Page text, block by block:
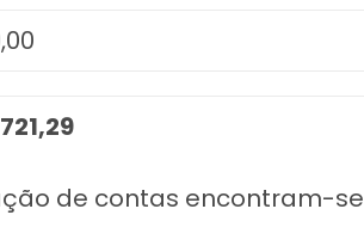
de contas encontram-se